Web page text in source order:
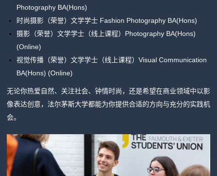
Photography BA(Hons)
时尚摄影（荣誉）文学学士 Fashion Photography BA(Hons)
摄影（荣誉）文学学士（线上课程）Photography BA(Hons)
(Online)
视觉传播（荣誉）文学学士（线上课程）Visual Communication
BA(Hons) (Online)
无论你热爱自然、关注社会、钟情时尚，还是希望在商业领域中以影
像表达创意， 法尔茅斯大学都能为你提供合适的方向与充分的实践机
会。